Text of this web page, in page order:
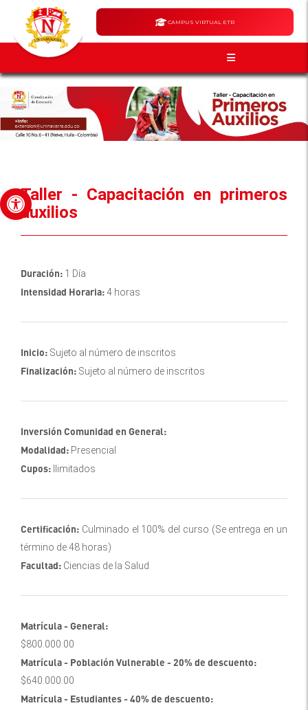
Abrir barra de herramientas
CAMPUS VIRTUAL ETR
Taller - Capacitación en primeros
auxilios
Duración: 1 Día
Intensidad Horaria:4 horas
Inicio: Sujeto al número de inscritos
Finalización: Sujeto al número de inscritos
Inversión Comunidad en General:
Modalidad: Presencial
Cupos: Ilimitados
Certificación: Culminado el 100% del curso (Se entrega en un
término de 48 horas)
Facultad: Ciencias de la Salud
Matrícula - General:
$800.000.00
Matrícula - Población Vulnerable - 20% de descuento:
$640.000.00
Matrícula - Estudiantes - 40% de descuento: